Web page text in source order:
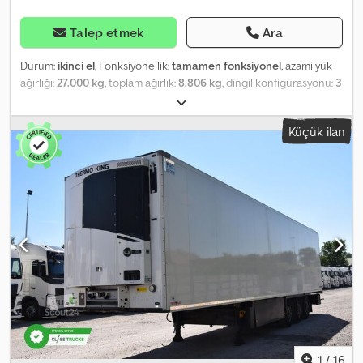
Talep etmek Ara
Durum: ikinci el, Fonksiyonellik:tamamen fonksiyonel, azami yük
ağırlığı:27.000 kg, toplam ağırlık:8.806 kg, dingil konfigürasyonu: 3
, toplam uzunluk:
genişlik:2.600 mm, süspansiyon:hava, dingil mesafesi:746 mm,
renk:beyaz, Üretim yılı:2024, Donanım:hidrolik direksiyon,
soğutma ünitesi, tam servis geçmişi
Cool Liner Standart tipi (Çift katlı çelik) Soğutma ünitesi: Thermo
King SLX i 300-50, Dizel/Elektrik, i-Box (veri kaydı özelliği olan) ve 2
sensör, elektronik modülasyon, başlatma-durdurma sistemi dahil
Montaj ve devreye alma dahil Arka taraftan manuel olarak
çalıştırılan 4 adet kapı kilidi. Alet kutusu, PVC, aksların arkasında sol
tarafta, boyutlar yaklaşık 650 x 490 x 450 mm Yaklaşık 240 litre
kapasiteli plastik yakıt tankı, her iki tarafta tank ağzı, silindir kilitli
kapak 6 x 385/65 R 22,5 İç uzunluk: 13.310 mm İç genişlik: yaklaşık
2.460 mm Csdpfx Aozaqvzefteha Toplam yükseklik (yüksüz):
yaklaşık 4000 mm 4 çift feribot sabitleme halatı 36 Avrupa palet
için palet kutusu Hava süspansiyonlu ve disk frenli KRONE akslar
(ofset 120) Ön duvarda, sol üstte havalandırma kapağı Arka
Küçük ilan
1 / 16